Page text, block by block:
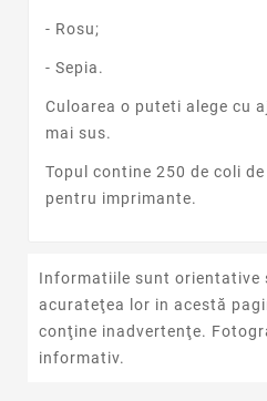
- Rosu;
- Sepia.
Culoarea o puteti alege cu
mai sus.
Topul contine 250 de coli
pentru imprimante.
Informatiile sunt orientative
acurateţea lor in acestă
conţine inadvertenţe.
informativ.